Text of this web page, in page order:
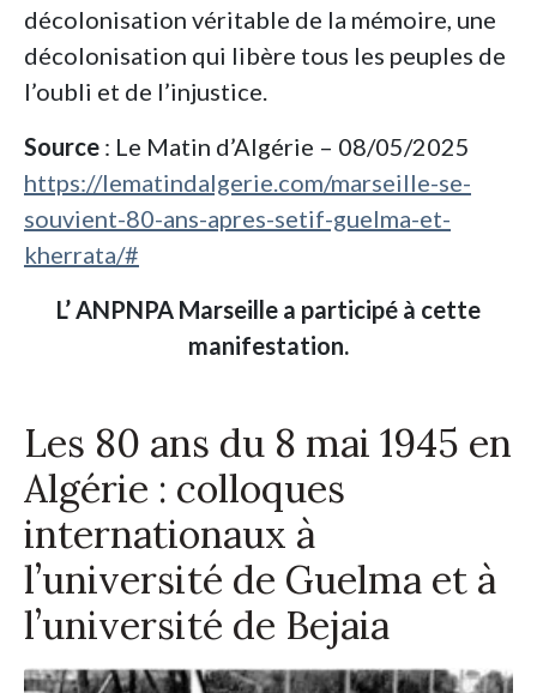
décolonisation véritable de la mémoire, une
décolonisation qui libère tous les peuples de
l’oubli et de l’injustice.
Source : Le Matin d’Algérie – 08/05/2025
https://lematindalgerie.com/marseille-se-
souvient-80-ans-apres-setif-guelma-et-
kherrata/#
L’ ANPNPA Marseille a participé à cette
manifestation.
Les 80 ans du 8 mai 1945 en
Algérie : colloques
internationaux à
l’université de Guelma et à
l’université de Bejaia